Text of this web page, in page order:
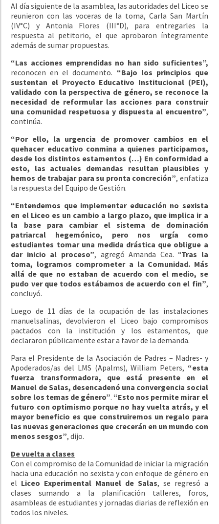
Al día siguiente de la asamblea, las autoridades del Liceo se
reunieron con las voceras de la toma, Carla San Martín
(IV°C) y Antonia Flores (III°D), para entregarles la
respuesta al petitorio, el que aprobaron íntegramente
además de sumar propuestas.
“Las acciones emprendidas no han sido suficientes”,
reconocen en el documento. “Bajo los principios que
sustentan el Proyecto Educativo Institucional (PEI),
validado con la perspectiva de género, se reconoce la
necesidad de reformular las acciones para construir
una comunidad respetuosa y dispuesta al encuentro”,
continúa.
“Por ello, la urgencia de promover cambios en el
quehacer educativo conmina a quienes participamos,
desde los distintos estamentos (…) En conformidad a
esto, las actuales demandas resultan plausibles y
hemos de trabajar para su pronta concreción”, enfatiza
la respuesta del Equipo de Gestión.
“Entendemos que implementar educación no sexista
en el Liceo es un cambio a largo plazo, que implica ir a
la base para cambiar el sistema de dominación
patriarcal hegemónico, pero nos urgía como
estudiantes tomar una medida drástica que obligue a
dar inicio al proceso”, agregó Amanda Cea. “Tras la
toma, logramos comprometer a la Comunidad. Más
allá de que no estaban de acuerdo con el medio, se
pudo ver que todos estábamos de acuerdo con el fin”,
concluyó.
Luego de 11 días de la ocupación de las instalaciones
manuelsalinas, devolvieron el Liceo bajo compromisos
pactados con la institución y los estamentos, que
declararon públicamente estar a favor de la demanda.
Para el Presidente de la Asociación de Padres – Madres- y
Apoderados/as del LMS (Apalms), William Peters, “esta
fuerza transformadora, que está presente en el
Manuel de Salas, desencadenó una convergencia social
sobre los temas de género”. “Esto nos permite mirar el
futuro con optimismo porque no hay vuelta atrás, y el
mayor beneficio es que construiremos un regalo para
las nuevas generaciones que crecerán en un mundo con
menos sesgos”, dijo.
De vuelta a clases
Con el compromiso de la Comunidad de iniciar la migración
hacia una educación no sexista y con enfoque de género en
el Liceo Experimental Manuel de Salas, se regresó a
clases sumando a la planificación talleres, foros,
asambleas de estudiantes y jornadas diarias de reflexión en
todos los niveles.